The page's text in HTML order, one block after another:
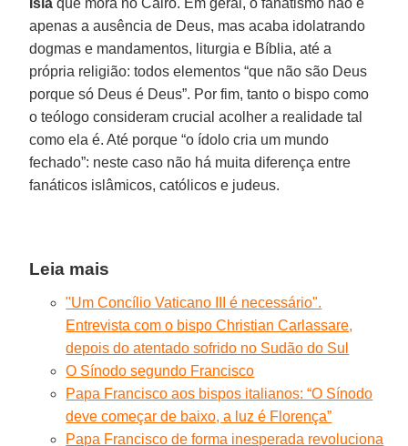
apenas a ausência de Deus, mas acaba idolatrando
dogmas e mandamentos, liturgia e Bíblia, até a
própria religião: todos elementos “que não são Deus
porque só Deus é Deus”. Por fim, tanto o bispo como
o teólogo consideram crucial acolher a realidade tal
como ela é. Até porque “o ídolo cria um mundo
fechado”: neste caso não há muita diferença entre
fanáticos islâmicos, católicos e judeus.
Leia mais
"Um Concílio Vaticano III é necessário".
Entrevista com o bispo Christian Carlassare,
depois do atentado sofrido no Sudão do Sul
O Sínodo segundo Francisco
Papa Francisco aos bispos italianos: “O Sínodo
deve começar de baixo, a luz é Florença”
Papa Francisco de forma inesperada revoluciona